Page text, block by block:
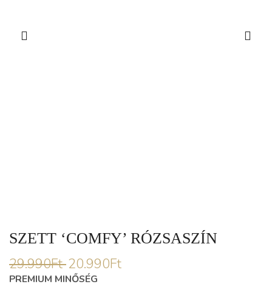
SZETT ‘COMFY’ RÓZSASZÍN
29.990Ft 20.990Ft
PREMIUM MINŐSÉG